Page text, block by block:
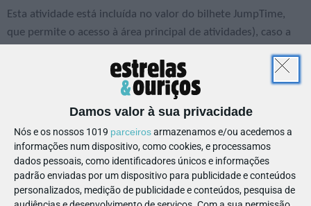
Damos valor à sua privacidade
Nós e os nossos 1019 parceirosarmazenamos e/ou acedemos a
informações num dispositivo, como cookies, e processamos
dados pessoais, como identificadores únicos e informações
padrão enviadas por um dispositivo para publicidade e conteúdos
personalizados, medição de publicidade e conteúdos, pesquisa de
Esta atividade está incluída no valor do bilhete JumpTime,
que permite o acesso à área principal de atividades), caso a
Se tiver um bebé, com menos de 3 anos, ou se deseja apenas
usufruir desta área, deverá reservar o bilhete JumpBaby, com
um custo de 5€ por hora.